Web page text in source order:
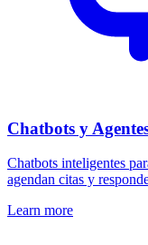
Chatbots y
Chatbots inteligentes
agendan citas y
Learn more